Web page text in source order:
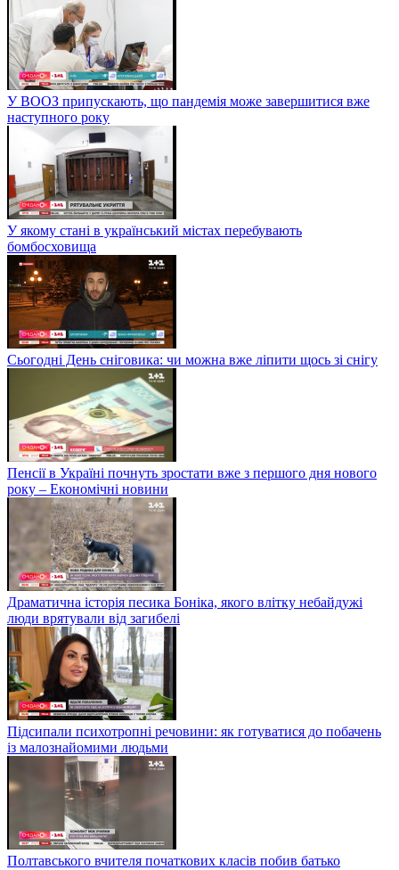
У ВООЗ припускають, що пандемія може завершитися вже
наступного року
У якому стані в український містах перебувають
бомбосховища
Сьогодні День сніговика: чи можна вже ліпити щось зі снігу
Пенсії в Україні почнуть зростати вже з першого дня нового
року – Економічні новини
Драматична історія песика Боніка, якого влітку небайдужі
люди врятували від загибелі
Підсипали психотропні речовини: як готуватися до побачень
із малознайомими людьми
Полтавського вчителя початкових класів побив батько